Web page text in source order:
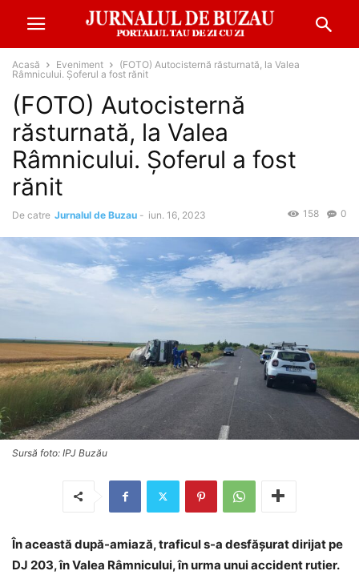
Acasă Eveniment
(FOTO) Autocisternă răsturnată, la Valea
Râmnicului. Șoferul a fost rănit
(FOTO) Autocisternă
răsturnată, la Valea
Râmnicului. Șoferul a fost
rănit
De catre Jurnalul de Buzau - iun. 16, 2023 0
158
Sursă foto: IPJ Buzău
În această după-amiază, traficul s-a desfășurat dirijat pe
DJ 203, în Valea Râmnicului, în urma unui accident rutier.